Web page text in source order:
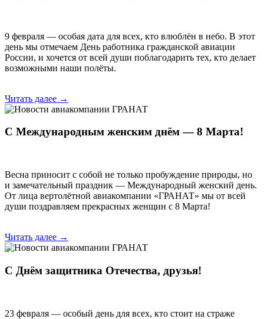
9 февраля — особая дата для всех, кто влюблён в небо. В этот
день мы отмечаем День работника гражданской авиации
России, и хочется от всей души поблагодарить тех, кто делает
возможными наши полёты.
Читать далее →
С Международным женским днём — 8 Марта!
Весна приносит с собой не только пробуждение природы, но
и замечательный праздник — Международный женский день.
От лица вертолётной авиакомпании «ГРАНАТ» мы от всей
души поздравляем прекрасных женщин с 8 Марта!
Читать далее →
С Днём защитника Отечества, друзья!
23 февраля — особый день для всех, кто стоит на страже